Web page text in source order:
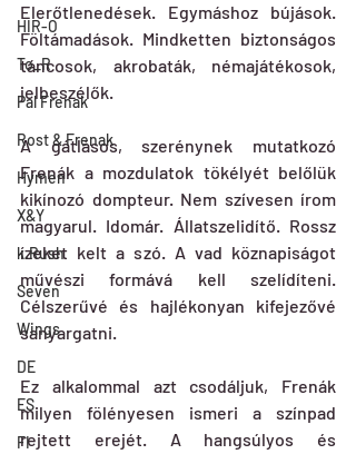
HIR-O
To_R
Pal Frenak
Rost & Frenak
Hymen
X&Y
k.Rush
Seven
Wings
DE
ES
FI
Elerőtlenedések. Egymáshoz bújások.
Föltámadások. Mindketten biztonságos
táncosok, akrobaták, némajátékosok,
jelbeszélők.
A gátlásos, szerénynek mutatkozó
Frenák a mozdulatok tökélyét belőlük
kikínozó dompteur. Nem szívesen írom
magyarul. Idomár. Állatszelidítő. Rossz
ízeket kelt a szó. A vad köznapiságot
művészi formává kell szelídíteni.
Célszerűvé és hajlékonyan kifejezővé
sanyargatni.
Ez alkalommal azt csodáljuk, Frenák
milyen fölényesen ismeri a színpad
rejtett erejét. A hangsúlyos és